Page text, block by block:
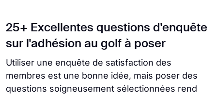
25+ Excellentes questions d'enquête
sur l'adhésion au golf à poser
Utiliser une enquête de satisfaction des
membres est une bonne idée, mais poser des
questions soigneusement sélectionnées rend